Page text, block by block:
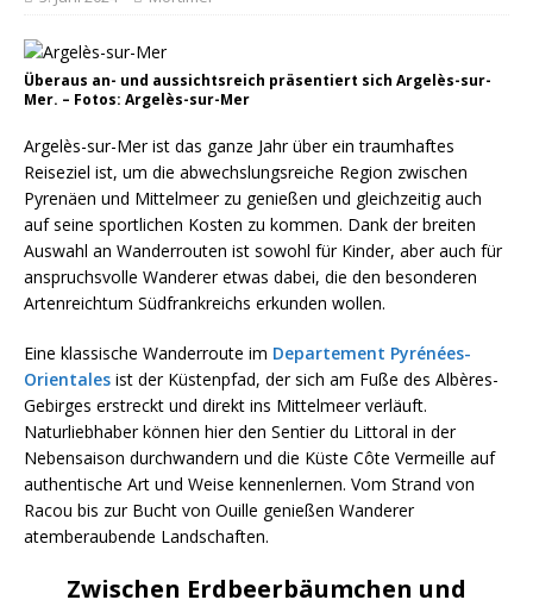
Überaus an- und aussichtsreich präsentiert sich Argelès-sur-
Mer. – Fotos: Argelès-sur-Mer
Argelès-sur-Mer ist das ganze Jahr über ein traumhaftes
Reiseziel ist, um die abwechslungsreiche Region zwischen
Pyrenäen und Mittelmeer zu genießen und gleichzeitig auch
auf seine sportlichen Kosten zu kommen. Dank der breiten
Auswahl an Wanderrouten ist sowohl für Kinder, aber auch für
anspruchsvolle Wanderer etwas dabei, die den besonderen
Artenreichtum Südfrankreichs erkunden wollen.
Eine klassische Wanderroute im Departement Pyrénées-
Orientales ist der Küstenpfad, der sich am Fuße des Albères-
Gebirges erstreckt und direkt ins Mittelmeer verläuft.
Naturliebhaber können hier den Sentier du Littoral in der
Nebensaison durchwandern und die Küste Côte Vermeille auf
authentische Art und Weise kennenlernen. Vom Strand von
Racou bis zur Bucht von Ouille genießen Wanderer
atemberaubende Landschaften.
Zwischen Erdbeerbäumchen und